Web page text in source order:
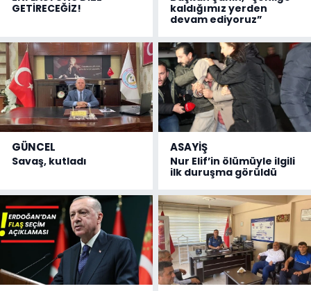
GETİRECEĞİZ!
kaldığımız yerden
devam ediyoruz”
GÜNCEL
Savaş, kutladı
ASAYİŞ
Nur Elif’in ölümüyle ilgili
ilk duruşma görüldü